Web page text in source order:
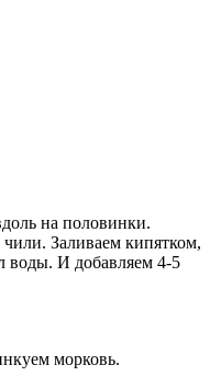
на половинки.
Заливаем кипятком,
воды. И добавляем 4-5
морковь.